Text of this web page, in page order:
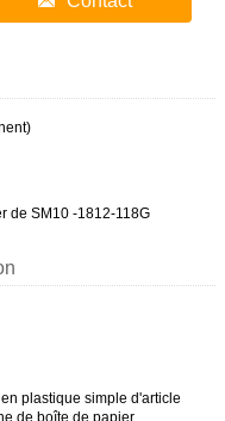
de SM10 -1812-118G
plastique simple d'article
de boîte de papier